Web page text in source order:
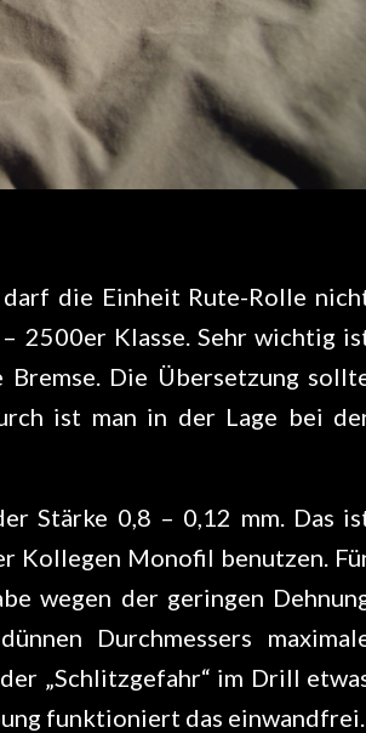
die Einheit Rute-Rolle
2500er Klasse. Sehr wichtig
Bremse. Die Übersetzung
ist man in der Lage bei
Stärke 0,8 – 0,12 mm. Das
Kollegen Monofil benutzen.
wegen der geringen
Durchmessers
„Schlitzgefahr“ im Drill
funktioniert das einwandfrei.